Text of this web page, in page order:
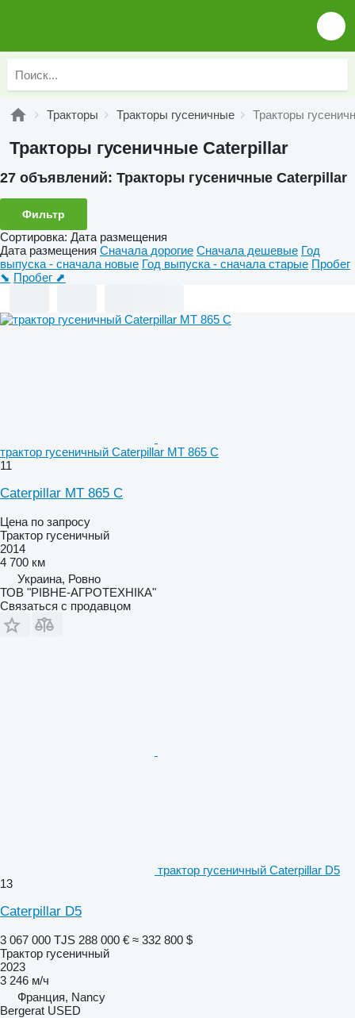
Тракторы Тракторы гусеничные Тракторы
Тракторы гусеничные Caterpillar
27 объявлений: Тракторы гусеничные Caterpillar
Фильтр
Сортировка: Дата размещения
Дата размещения Сначала дорогие Сначала дешевые Год
выпуска - сначала новые Год выпуска - сначала старые Пробег
⬊ Пробег ⬈
трактор гусеничный Caterpillar MT 865 C
11
Caterpillar MT 865 C
Цена по запросу
Трактор гусеничный
2014
4 700 км
Украина, Ровно
ТОВ "РІВНЕ-АГРОТЕХНІКА"
Связаться с продавцом
трактор гусеничный Caterpillar D5
13
Caterpillar D5
3 067 000 TJS 288 000 € ≈ 332 800 $
Трактор гусеничный
2023
3 246 м/ч
Франция, Nancy
Bergerat USED